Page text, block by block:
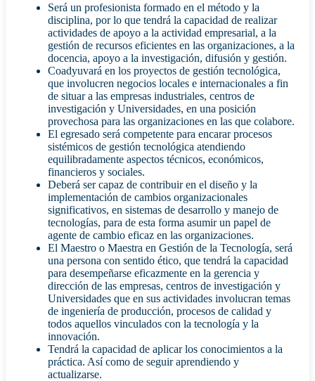
Será un profesionista formado en el método y la
disciplina, por lo que tendrá la capacidad de realizar
actividades de apoyo a la actividad empresarial, a la
gestión de recursos eficientes en las organizaciones, a la
docencia, apoyo a la investigación, difusión y gestión.
Coadyuvará en los proyectos de gestión tecnológica,
que involucren negocios locales e internacionales a fin
de situar a las empresas industriales, centros de
investigación y Universidades, en una posición
provechosa para las organizaciones en las que colabore.
El egresado será competente para encarar procesos
sistémicos de gestión tecnológica atendiendo
equilibradamente aspectos técnicos, económicos,
financieros y sociales.
Deberá ser capaz de contribuir en el diseño y la
implementación de cambios organizacionales
significativos, en sistemas de desarrollo y manejo de
tecnologías, para de esta forma asumir un papel de
agente de cambio eficaz en las organizaciones.
El Maestro o Maestra en Gestión de la Tecnología, será
una persona con sentido ético, que tendrá la capacidad
para desempeñarse eficazmente en la gerencia y
dirección de las empresas, centros de investigación y
Universidades que en sus actividades involucran temas
de ingeniería de producción, procesos de calidad y
todos aquellos vinculados con la tecnología y la
innovación.
Tendrá la capacidad de aplicar los conocimientos a la
práctica. Así como de seguir aprendiendo y
actualizarse.